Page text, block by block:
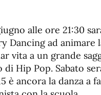
alle ore 21:30
Dancing ad animare
vita a un grande
di Hip Pop. Sabato
è ancora la danza a